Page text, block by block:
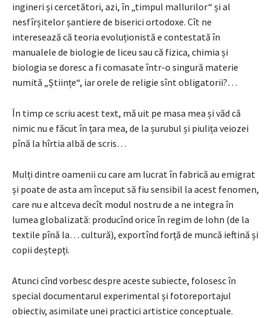
ingineri și cercetători, azi, în „timpul mallurilor“ și al
nesfîr­șitelor șantiere de biserici ortodoxe. Cît ne
interesează că teoria evoluționistă e contestată în
manualele de bio­lo­gie de liceu sau că fizica, chimia și
biologia se doresc a fi comasate într-o singură materie
numită „Științe“, iar orele de religie sînt obligatorii?…
În timp ce scriu acest text, mă uit pe masa mea și văd că
nimic nu e făcut în țara mea, de la șurubul și piulița veiozei
pînă la hîrtia albă de scris…
Mulți dintre oamenii cu care am lucrat în fabrică au emigrat
și poate de asta am început să fiu sensibil la acest fenomen,
care nu e altceva decît modul nostru de a ne integra în
lumea globalizată: producînd orice în regim de lohn (de la
textile pînă la… cul­tură), exportînd forță de muncă ieftină și
copii deștepți.
Atunci cînd vorbesc despre aceste subiecte, folosesc în
special documentarul ex­pe­rimental și fotoreportajul
obiectiv, asimilate unei practici artistice conceptuale.